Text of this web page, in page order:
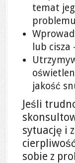
temat
lub
jakość
Jeśli
sytuację i
sobie z